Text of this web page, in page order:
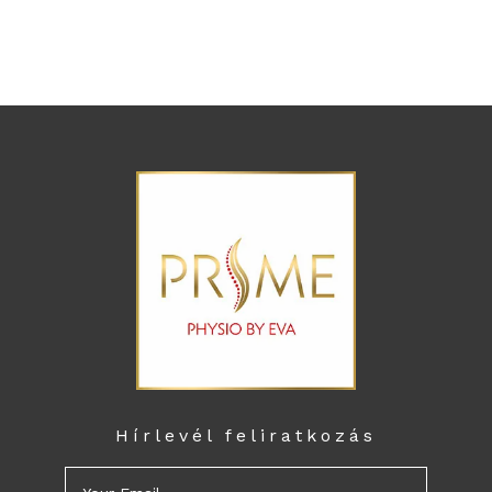
Hírlevél feliratkozás